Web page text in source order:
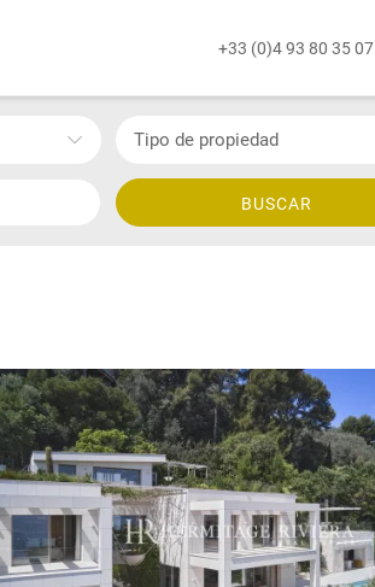
+33 (0)4 93 80 35 07
Tipo de propiedad
BUSCAR